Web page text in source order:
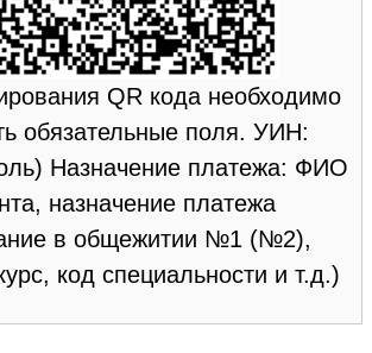
QR кода необходимо
обязательные поля. УИН:
Назначение платежа: ФИО
назначение платежа
в общежитии №1 (№2),
код специальности и т.д.)